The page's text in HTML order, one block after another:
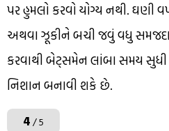
પર હુમલો કરવો યોગ્ય નથી. ઘણી
અથવા ઝૂકીને બચી જવું વધુ
કરવાથી બેટ્સમેન લાંબા સમય સુધી
નિશાન બનાવી શકે છે.
4/ 5